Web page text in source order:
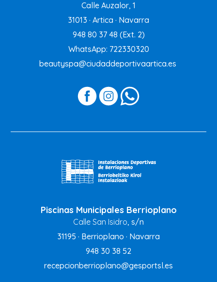
Calle Auzalor, 1
31013 · Artica · Navarra
948 80 37 48 (Ext. 2)
WhatsApp: 722330320
beautyspa@ciudaddeportivaartica.es
Piscinas Municipales Berrioplano
Calle San Isidro, s/n
31195 · Berrioplano · Navarra
948 30 38 52
recepcionberrioplano@gesportsl.es